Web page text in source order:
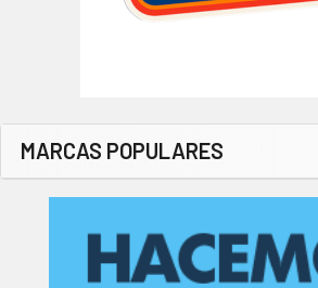
MARCAS POPULARES